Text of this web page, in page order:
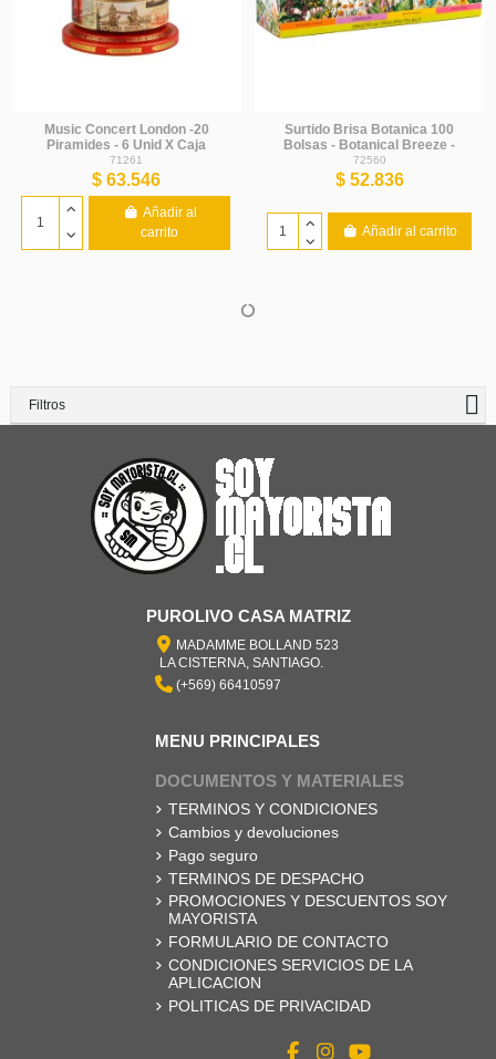
Music Concert London -20
Piramides - 6 Unid X Caja
71261
$ 63.546
Añadir al
carrito
Surtido Brisa Botanica 100
Bolsas - Botanical Breeze -
Basilur - 6 Unidades - Basilur
72560
$ 52.836
Añadir al carrito
Filtros
PUROLIVO CASA MATRIZ
MADAMME BOLLAND 523
LA CISTERNA, SANTIAGO.
(+569) 66410597
MENU PRINCIPALES
DOCUMENTOS Y MATERIALES
TERMINOS Y CONDICIONES
Cambios y devoluciones
Pago seguro
TERMINOS DE DESPACHO
PROMOCIONES Y DESCUENTOS SOY
MAYORISTA
FORMULARIO DE CONTACTO
CONDICIONES SERVICIOS DE LA
APLICACION
POLITICAS DE PRIVACIDAD